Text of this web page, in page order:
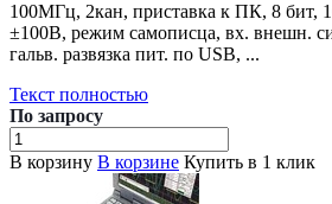
100МГц, 2кан, приставка к ПК, 8 бит,
±100В, режим самописца, вх. внешн.
гальв. развязка пит. по USB, ...
Текст полностью
По запросу
В корзину В корзине Купить в 1 клик